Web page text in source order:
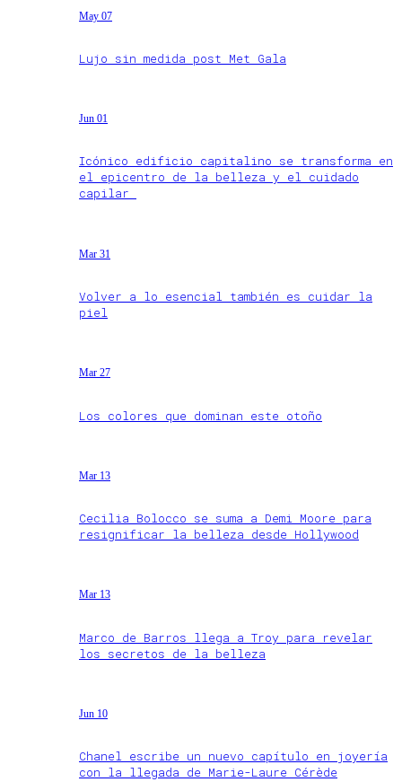
May 07
Lujo sin medida post Met Gala
Jun 01
Icónico edificio capitalino se transforma en
el epicentro de la belleza y el cuidado
capilar
Mar 31
Volver a lo esencial también es cuidar la
piel
Mar 27
Los colores que dominan este otoño
Mar 13
Cecilia Bolocco se suma a Demi Moore para
resignificar la belleza desde Hollywood
Mar 13
Marco de Barros llega a Troy para revelar
los secretos de la belleza
Jun 10
Chanel escribe un nuevo capítulo en joyería
con la llegada de Marie-Laure Cérède